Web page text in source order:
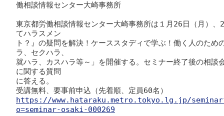
働相談情報センター大崎事務所
東京都労働相談情報センター大崎事務所は１月26日（月）
てハラスメン
ト？』の疑問を解決！ケーススタディで学ぶ！働く人のため
ラ、セクハラ、
就ハラ、カスハラ等～」を開催する。セミナー終了後の相談
に関する質問
に答える。
https://www.hataraku.metro.tokyo.lg.jp/
o=seminar-osaki-000269